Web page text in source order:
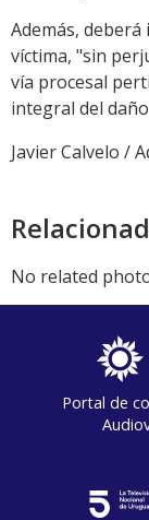
Además,
víctima, "sin
vía procesal
integral del
Javier Calvelo /
No related
Portal de